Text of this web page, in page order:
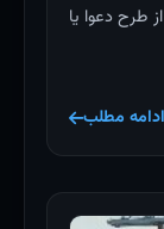
طرح دعوا یا
ادامه مطلب